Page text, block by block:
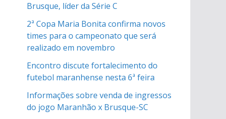
Brusque, líder da Série C
2ª Copa Maria Bonita confirma novos
times para o campeonato que será
realizado em novembro
Encontro discute fortalecimento do
futebol maranhense nesta 6ª feira
Informações sobre venda de ingressos
do jogo Maranhão x Brusque-SC